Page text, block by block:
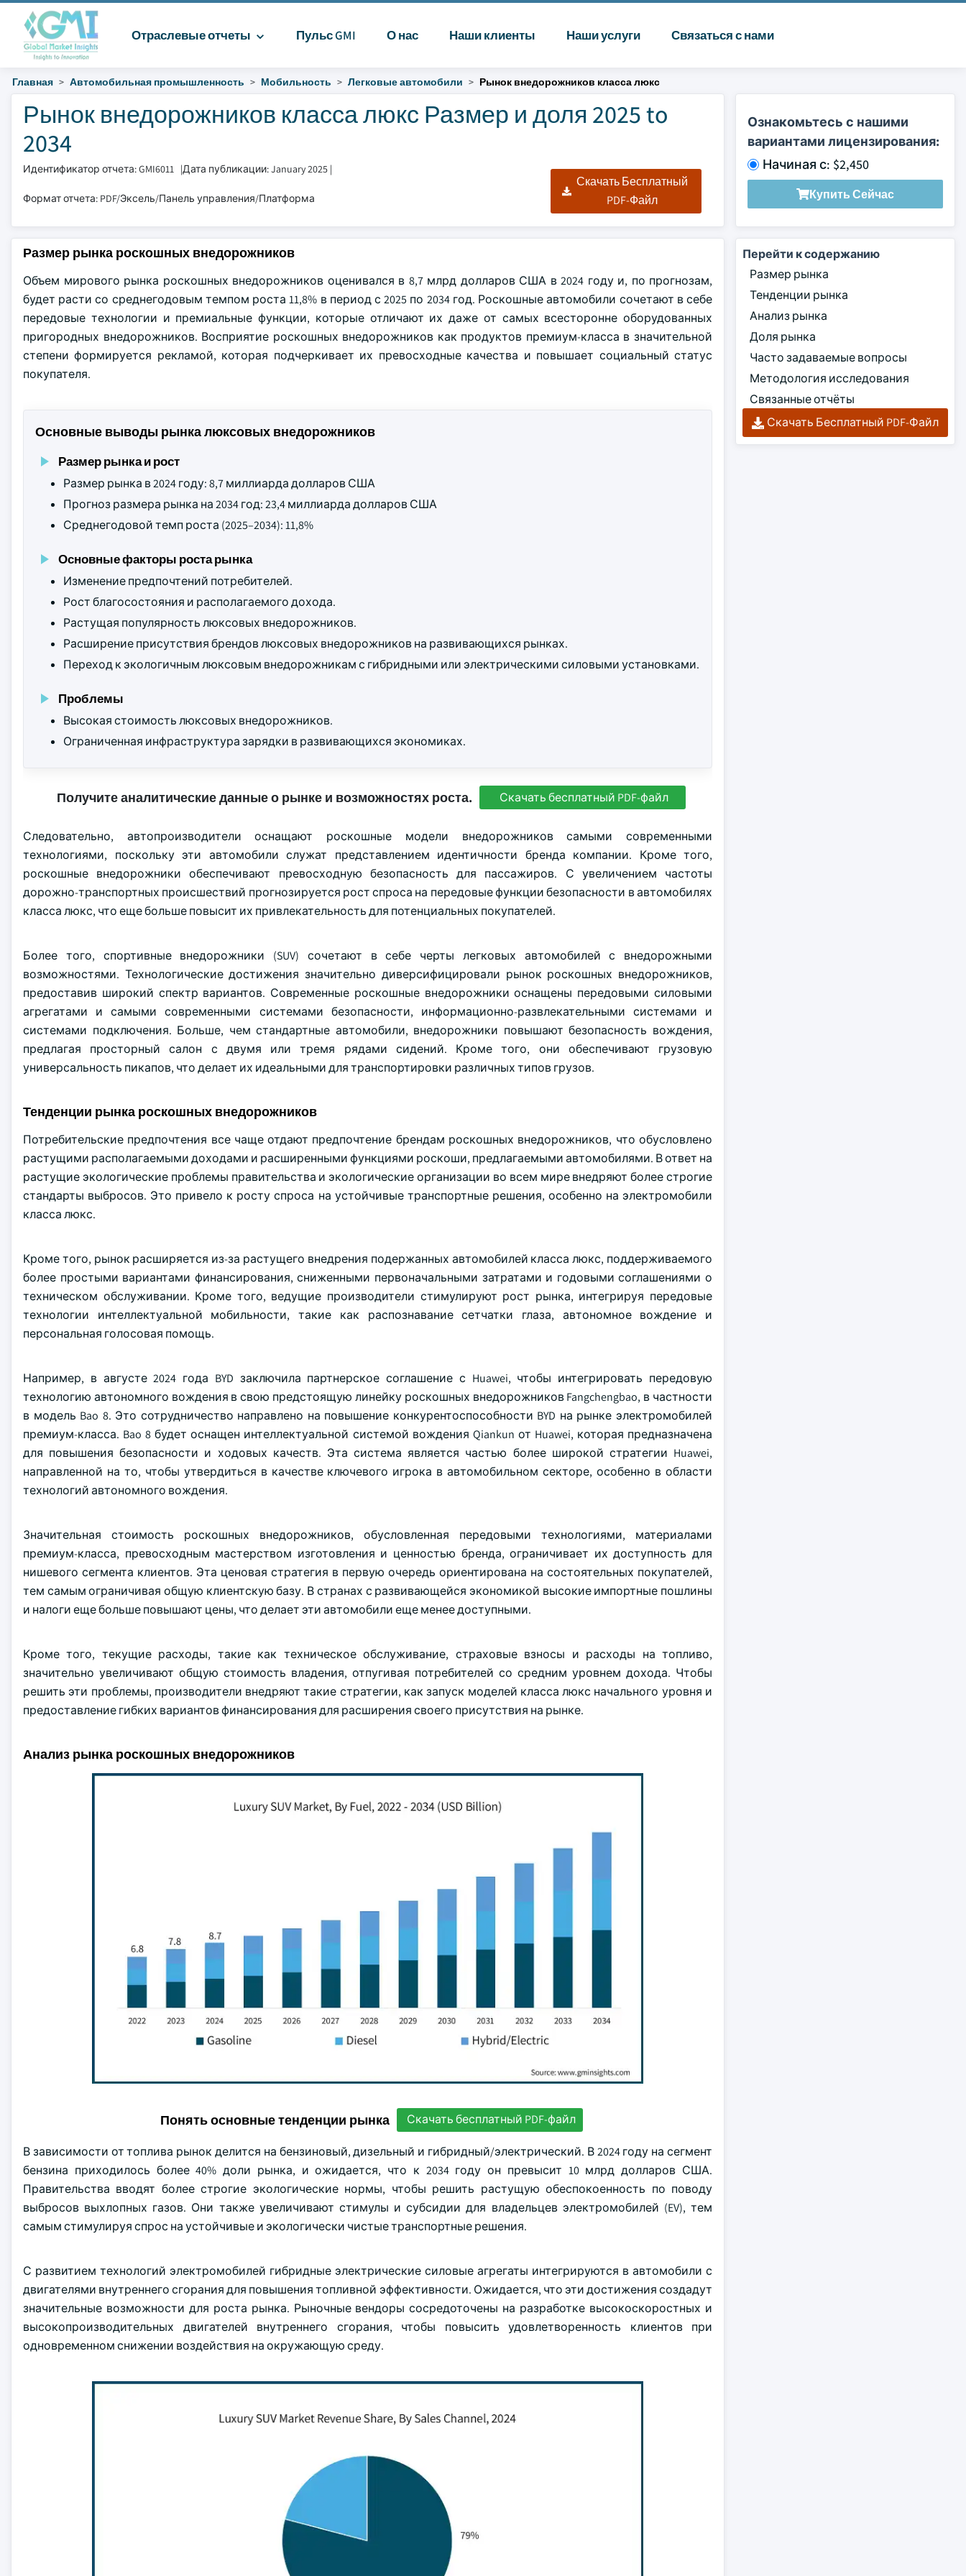
Отраслевые отчеты Пульс GMI О нас Наши клиенты Наши услуги Связаться с нами
Главная Автомобильная промышленность Мобильность Легковые автомобили Рынок внедорожников класса люкс
Рынок внедорожников класса люкс Размер и доля 2025 to
2034
Идентификатор отчета: GMI6011 |Дата публикации: January 2025 |
Формат отчета: PDF/Эксель/Панель управления/Платформа
Скачать Бесплатный
PDF-Файл
Ознакомьтесь с нашими
вариантами лицензирования:
Начиная с: $2,450
Купить Сейчас
Размер рынка роскошных внедорожников
Объем мирового рынка роскошных внедорожников оценивался в 8,7 млрд долларов США в 2024 году и, по прогнозам,
будет расти со среднегодовым темпом роста 11,8% в период с 2025 по 2034 год. Роскошные автомобили сочетают в себе
передовые технологии и премиальные функции, которые отличают их даже от самых всесторонне оборудованных
пригородных внедорожников. Восприятие роскошных внедорожников как продуктов премиум-класса в значительной
степени формируется рекламой, которая подчеркивает их превосходные качества и повышает социальный статус
покупателя.
Основные выводы рынка люксовых внедорожников
Размер рынка и рост
Размер рынка в 2024 году: 8,7 миллиарда долларов США
Прогноз размера рынка на 2034 год: 23,4 миллиарда долларов США
Среднегодовой темп роста (2025–2034): 11,8%
Основные факторы роста рынка
Изменение предпочтений потребителей.
Рост благосостояния и располагаемого дохода.
Растущая популярность люксовых внедорожников.
Расширение присутствия брендов люксовых внедорожников на развивающихся рынках.
Переход к экологичным люксовым внедорожникам с гибридными или электрическими силовыми установками.
Проблемы
Высокая стоимость люксовых внедорожников.
Ограниченная инфраструктура зарядки в развивающихся экономиках.
Получите аналитические данные о рынке и возможностях роста. Скачать бесплатный PDF-файл
Следовательно, автопроизводители оснащают роскошные модели внедорожников самыми современными
технологиями, поскольку эти автомобили служат представлением идентичности бренда компании. Кроме того,
роскошные внедорожники обеспечивают превосходную безопасность для пассажиров. С увеличением частоты
дорожно-транспортных происшествий прогнозируется рост спроса на передовые функции безопасности в автомобилях
класса люкс, что еще больше повысит их привлекательность для потенциальных покупателей.
Более того, спортивные внедорожники (SUV) сочетают в себе черты легковых автомобилей с внедорожными
возможностями. Технологические достижения значительно диверсифицировали рынок роскошных внедорожников,
предоставив широкий спектр вариантов. Современные роскошные внедорожники оснащены передовыми силовыми
агрегатами и самыми современными системами безопасности, информационно-развлекательными системами и
системами подключения. Больше, чем стандартные автомобили, внедорожники повышают безопасность вождения,
предлагая просторный салон с двумя или тремя рядами сидений. Кроме того, они обеспечивают грузовую
универсальность пикапов, что делает их идеальными для транспортировки различных типов грузов.
Тенденции рынка роскошных внедорожников
Потребительские предпочтения все чаще отдают предпочтение брендам роскошных внедорожников, что обусловлено
растущими располагаемыми доходами и расширенными функциями роскоши, предлагаемыми автомобилями. В ответ на
растущие экологические проблемы правительства и экологические организации во всем мире внедряют более строгие
стандарты выбросов. Это привело к росту спроса на устойчивые транспортные решения, особенно на электромобили
класса люкс.
Кроме того, рынок расширяется из-за растущего внедрения подержанных автомобилей класса люкс, поддерживаемого
более простыми вариантами финансирования, сниженными первоначальными затратами и годовыми соглашениями о
техническом обслуживании. Кроме того, ведущие производители стимулируют рост рынка, интегрируя передовые
технологии интеллектуальной мобильности, такие как распознавание сетчатки глаза, автономное вождение и
персональная голосовая помощь.
Например, в августе 2024 года BYD заключила партнерское соглашение с Huawei, чтобы интегрировать передовую
технологию автономного вождения в свою предстоящую линейку роскошных внедорожников Fangchengbao, в частности
в модель Bao 8. Это сотрудничество направлено на повышение конкурентоспособности BYD на рынке электромобилей
премиум-класса. Bao 8 будет оснащен интеллектуальной системой вождения Qiankun от Huawei, которая предназначена
для повышения безопасности и ходовых качеств. Эта система является частью более широкой стратегии Huawei,
направленной на то, чтобы утвердиться в качестве ключевого игрока в автомобильном секторе, особенно в области
технологий автономного вождения.
Значительная стоимость роскошных внедорожников, обусловленная передовыми технологиями, материалами
премиум-класса, превосходным мастерством изготовления и ценностью бренда, ограничивает их доступность для
нишевого сегмента клиентов. Эта ценовая стратегия в первую очередь ориентирована на состоятельных покупателей,
тем самым ограничивая общую клиентскую базу. В странах с развивающейся экономикой высокие импортные пошлины
и налоги еще больше повышают цены, что делает эти автомобили еще менее доступными.
Кроме того, текущие расходы, такие как техническое обслуживание, страховые взносы и расходы на топливо,
значительно увеличивают общую стоимость владения, отпугивая потребителей со средним уровнем дохода. Чтобы
решить эти проблемы, производители внедряют такие стратегии, как запуск моделей класса люкс начального уровня и
предоставление гибких вариантов финансирования для расширения своего присутствия на рынке.
Анализ рынка роскошных внедорожников
Понять основные тенденции рынка Скачать бесплатный PDF-файл
В зависимости от топлива рынок делится на бензиновый, дизельный и гибридный/электрический. В 2024 году на сегмент
бензина приходилось более 40% доли рынка, и ожидается, что к 2034 году он превысит 10 млрд долларов США.
Правительства вводят более строгие экологические нормы, чтобы решить растущую обеспокоенность по поводу
выбросов выхлопных газов. Они также увеличивают стимулы и субсидии для владельцев электромобилей (EV), тем
самым стимулируя спрос на устойчивые и экологически чистые транспортные решения.
С развитием технологий электромобилей гибридные электрические силовые агрегаты интегрируются в автомобили с
двигателями внутреннего сгорания для повышения топливной эффективности. Ожидается, что эти достижения создадут
значительные возможности для роста рынка. Рыночные вендоры сосредоточены на разработке высокоскоростных и
высокопроизводительных двигателей внутреннего сгорания, чтобы повысить удовлетворенность клиентов при
одновременном снижении воздействия на окружающую среду.
Перейти к содержанию
Размер рынка
Тенденции рынка
Анализ рынка
Доля рынка
Часто задаваемые вопросы
Методология исследования
Связанные отчёты
Скачать Бесплатный PDF-Файл